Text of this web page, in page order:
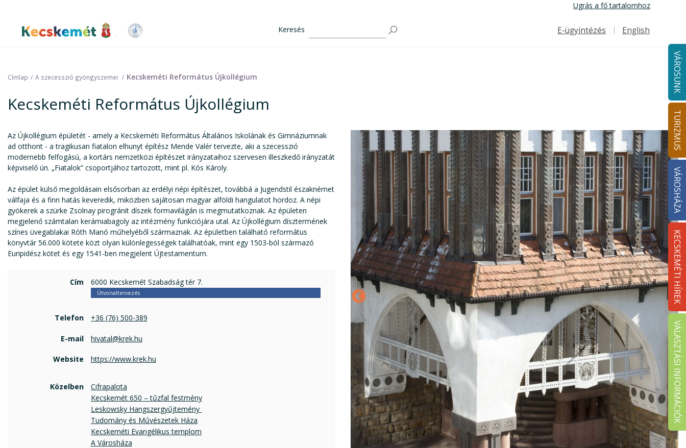
tartalomra
Ugrás a fő tartalomhoz
Kecskemét Város Honlapja
Keresés
Felső navigáció
E-ügyintézés English
VÁROSUNK
TURIZMUS
VÁROSHÁZA
KECSKEMÉTI HÍREK
VÁLASZTÁSI INFORMÁCIÓK
Címlap A szecesszió gyöngyszemei Kecskeméti Református Újkollégium
Kecskeméti Református Újkollégium
Az Újkollégium épületét - amely a Kecskeméti Református Általános Iskolának és Gimnáziumnak
ad otthont - a tragikusan fiatalon elhunyt építész Mende Valér tervezte, aki a szecesszió
modernebb felfogású, a kortárs nemzetközi építészet irányzataihoz szervesen illeszkedő irányzatát
képviselő ún. „Fiatalok” csoportjához tartozott, mint pl. Kós Károly.
Az épület külső megoldásain elsősorban az erdélyi népi építészet, továbbá a Jugendstil északnémet
válfaja és a finn hatás keveredik, miközben sajátosan magyar alföldi hangulatot hordoz. A népi
gyökerek a szürke Zsolnay pirogránit díszek formavilágán is megmutatkoznak. Az épületen
megjelenő számtalan kerámiabagoly az intézmény funkciójára utal. Az Újkollégium dísztermének
színes üvegablakai Róth Manó műhelyéből származnak. Az épületben található református
könyvtár 56.000 kötete közt olyan különlegességek találhatóak, mint egy 1503-ból származó
Euripidész kötet és egy 1541-ben megjelent Újtestamentum.
Cím 6000 Kecskemét Szabadság tér 7.
Útvonaltervezés
Telefon +36 (76) 500-389
E-mail hivatal@krek.hu
Website https://www.krek.hu
Közelben
Cifrapalota
Kecskemét 650 – tűzfal festmény
Leskowsky Hangszergyűjtemény
Tudomány és Művészetek Háza
Kecskeméti Evangélikus templom
A Városháza